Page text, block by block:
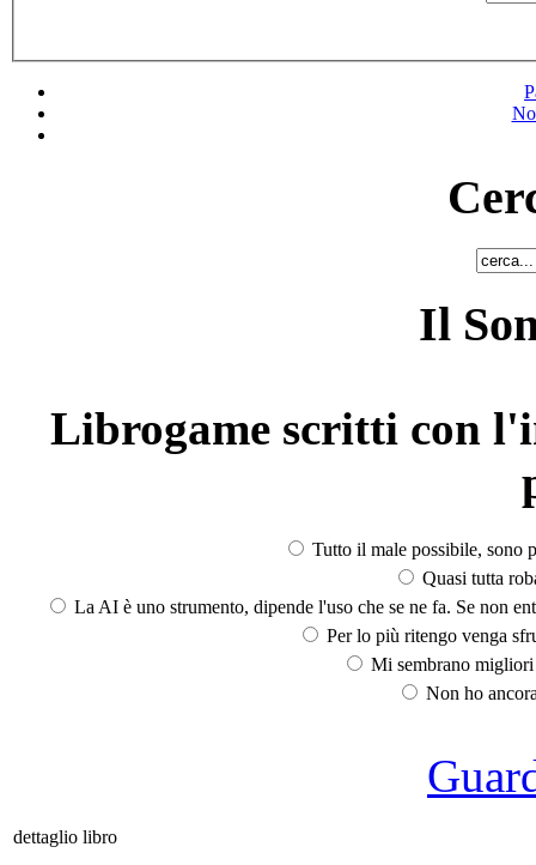
Il
Librogame scritti con
Tutto il male possibile, sono
Quasi tutta
La AI è uno strumento, dipende l'uso che se ne fa. Se non
Per lo più ritengo venga
Mi sembrano
Non ho
dettaglio libro